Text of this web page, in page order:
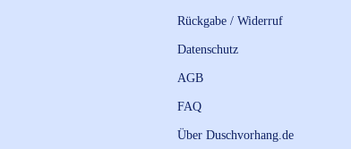
Rückgabe / Widerruf
Datenschutz
AGB
FAQ
Über Duschvorhang.de